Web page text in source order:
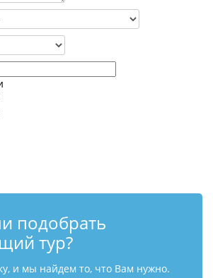
подобрать
тур?
и мы найдем то, что Вам нужно.